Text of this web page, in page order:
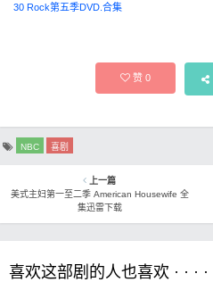
30 Rock第五季DVD.合集
赞0
NBC 喜剧
上一篇
美式主妇第一至二季 American Housewife 全
集迅雷下载
喜欢这部剧的人也喜欢 · · · ·